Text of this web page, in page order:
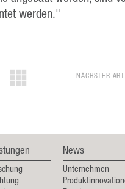
werden."
NÄCHSTER
News
Unternehmen